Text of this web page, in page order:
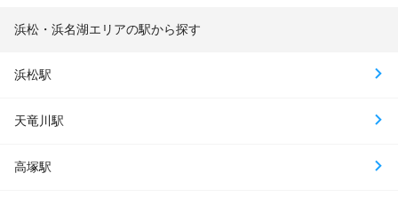
浜松・浜名湖エリアの駅から探す
浜松駅
天竜川駅
高塚駅